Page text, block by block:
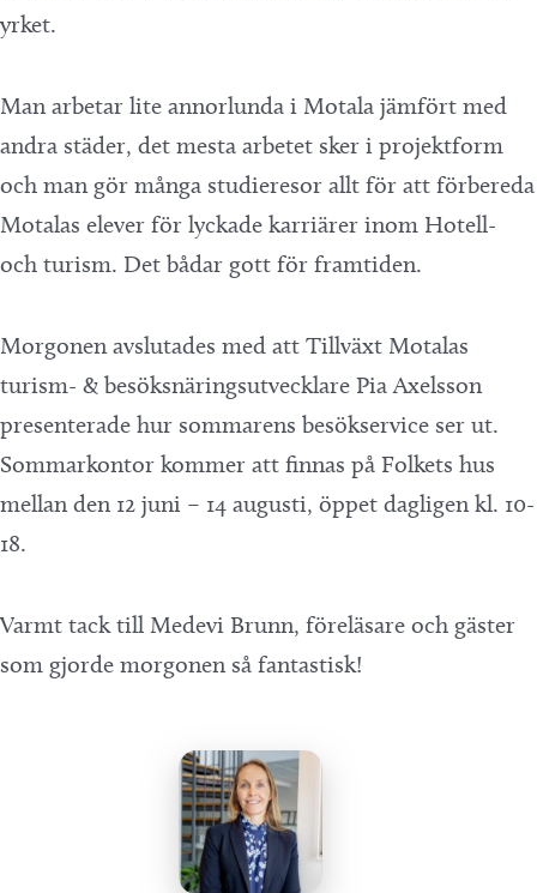
yrket.
Man arbetar lite annorlunda i Motala jämfört med
andra städer, det mesta arbetet sker i projektform
och man gör många studieresor allt för att förbereda
Motalas elever för lyckade karriärer inom Hotell-
och turism. Det bådar gott för framtiden.
Morgonen avslutades med att Tillväxt Motalas
turism- & besöksnäringsutvecklare Pia Axelsson
presenterade hur sommarens besökservice ser ut.
Sommarkontor kommer att finnas på Folkets hus
mellan den 12 juni – 14 augusti, öppet dagligen kl. 10-
18.
Varmt tack till Medevi Brunn, föreläsare och gäster
som gjorde morgonen så fantastisk!